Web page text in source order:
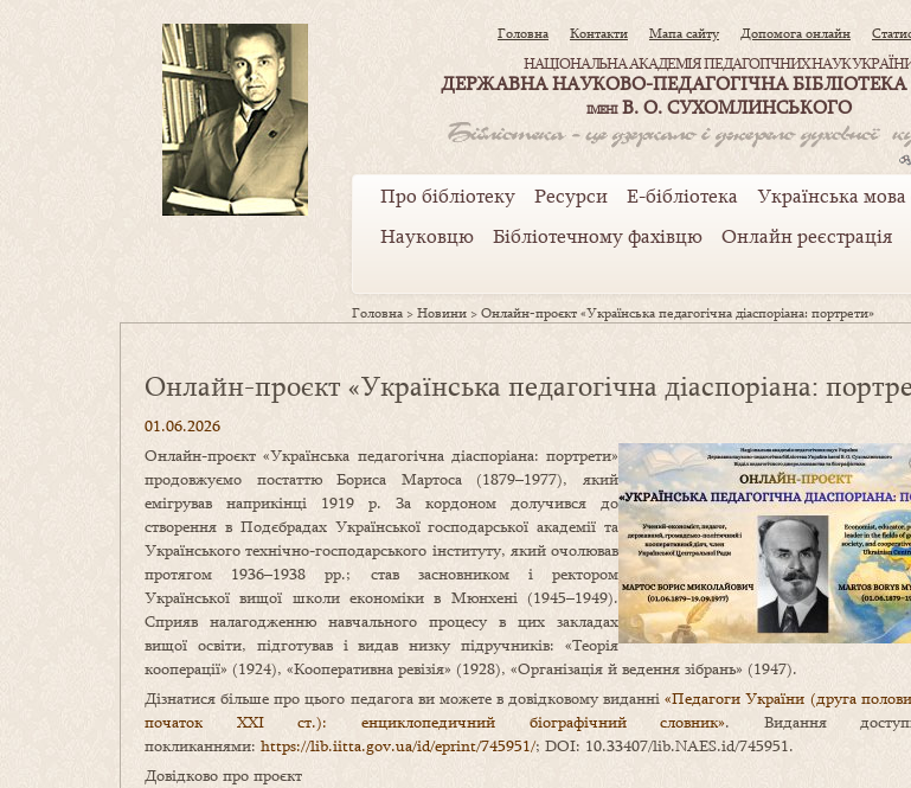
Головна Контакти Мапа сайту Допомога онлайн
НАЦІОНАЛЬНА АКАДЕМІЯ ПЕДАГОГІЧНИХ НАУК
ДЕРЖАВНА НАУКОВО-ПЕДАГОГІЧНА БІБЛІОТЕКА
ІМЕНІВ. О. СУХОМЛИНСЬКОГО
Про бібліотеку Ресурси Е-бібліотека Українська
Науковцю
Бібліотечному фахівцю Онлайн реєстрація
Головна >Новини >Онлайн-проєкт «Українська педагогічна діаспоріана: портрети»
Онлайн-проєкт «Українська педагогічна діаспоріана:
01.06.2026
Онлайн-проєкт «Українська педагогічна діаспоріана: портрети»
продовжуємо постаттю Бориса Мартоса (1879–1977), який
емігрував наприкінці 1919 р. За кордоном долучився до
створення в Подєбрадах Української господарської академії та
Українського технічно-господарського інституту, який очолював
протягом 1936–1938 рр.; став засновником і ректором
Української вищої школи економіки в Мюнхені (1945–1949).
Сприяв налагодженню навчального процесу в цих закладах
вищої освіти, підготував і видав низку підручників: «Теорія
кооперації» (1924), «Кооперативна ревізія» (1928), «Організація й ведення зібрань» (1947).
Дізнатися більше про цього педагога ви можете в довідковому виданні«Педагоги України (друга
початок ХХІ ст.): енциклопедичний біографічний словник». Видання
покликаннями: https://lib.iitta.gov.ua/id/eprint/745951/; DOI: 10.33407/lib.NAES.id/745951.
Довідково про проєкт